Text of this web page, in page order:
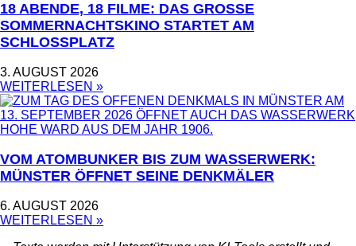
18 ABENDE, 18 FILME: DAS GROSSE S
OMMERNACHTSKINO STARTET AM S
CHLOSSPLATZ
3. AUGUST 2026
WEITERLESEN »
VOM ATOMBUNKER BIS ZUM WASSERWERK:
MÜNSTER ÖFFNET SEINE DENKMÄLER
6. AUGUST 2026
WEITERLESEN »